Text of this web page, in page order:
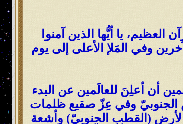
يا أيُّها الذين آمنوا
وفي المَلإ الأعلى إلى يوم
أن أعلِنَ للعالَمين عن البدء
الجنوبيّ وفي عِزّ صقيع ظلمات
(القطب الجنوبيّ) وأشعة